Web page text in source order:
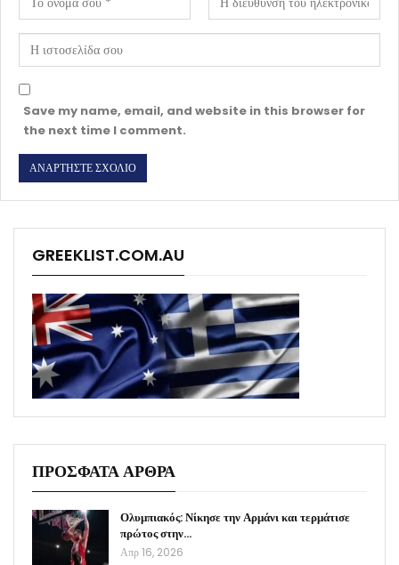
Save my name, email, and website in this browser for
the next time I comment.
GREEKLIST.COM.AU
ΠΡΟΣΦΑΤΑ ΑΡΘΡΑ
Ολυμπιακός: Νίκησε την Αρμάνι και τερμάτισε
πρώτος στην…
Απρ 16, 2026